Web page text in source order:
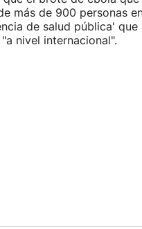
más de 900 personas
de salud pública' que
nivel internacional".